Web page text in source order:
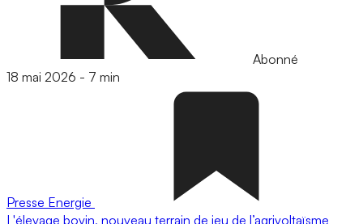
Abonné
18 mai 2026 - 7 min
Presse Energie
L'élevage bovin, nouveau terrain de jeu de l’agrivoltaïsme